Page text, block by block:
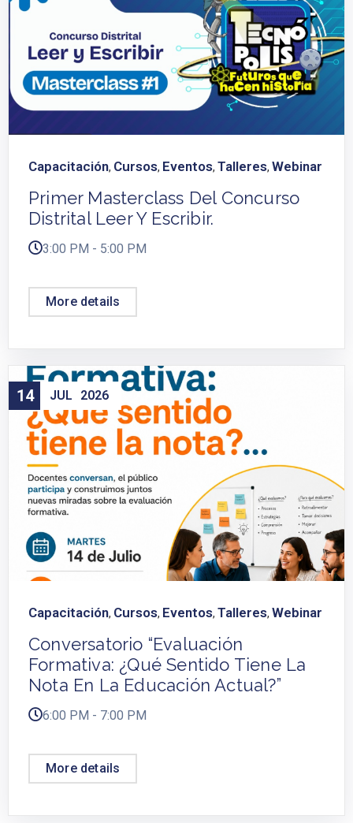
Capacitación, Cursos, Eventos, Talleres, Webinar
Primer Masterclass Del Concurso
Distrital Leer Y Escribir.
3:00 PM - 5:00 PM
More details
14 JUL 2026
Capacitación, Cursos, Eventos, Talleres, Webinar
Conversatorio “Evaluación
Formativa: ¿Qué Sentido Tiene La
Nota En La Educación Actual?”
6:00 PM - 7:00 PM
More details